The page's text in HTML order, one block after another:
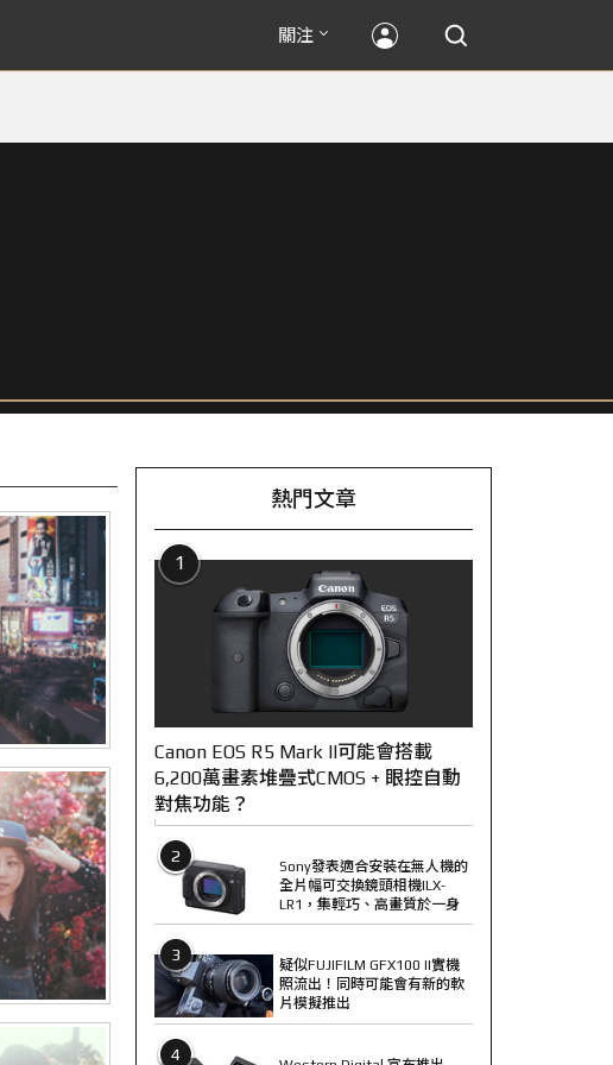
關注
熱門文章
1
Canon EOS R5 Mark II可能會搭載
6,200萬畫素堆疊式CMOS + 眼控自動
對焦功能？
2
Sony發表適合安裝在無人機的
全片幅可交換鏡頭相機ILX-
LR1，集輕巧、高畫質於一身
3
疑似FUJIFILM GFX100 II實機
照流出！同時可能會有新的軟
片模擬推出
4